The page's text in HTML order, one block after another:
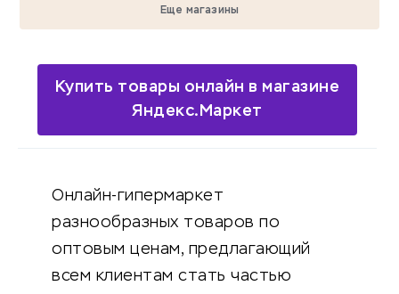
Еще магазины
Купить товары онлайн в магазине
Яндекс.Маркет
Онлайн-гипермаркет
разнообразных товаров по
оптовым ценам, предлагающий
всем клиентам стать частью